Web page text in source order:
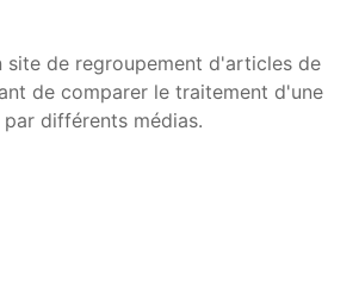
site de regroupement d'articles de
de comparer le traitement d'une
différents médias.